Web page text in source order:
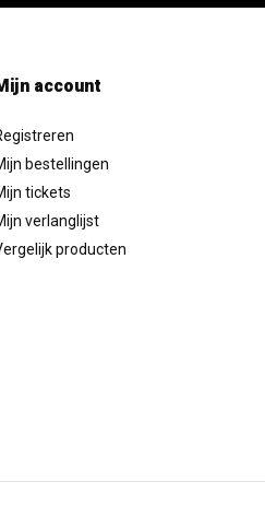
account
bestellingen
tickets
verlanglijst
producten